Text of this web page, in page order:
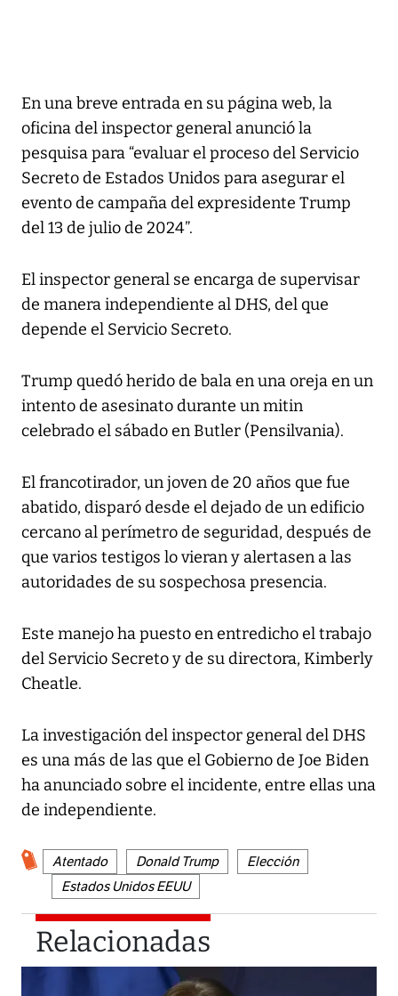
En una breve entrada en su página web, la
oficina del inspector general anunció la
pesquisa para “evaluar el proceso del Servicio
Secreto de Estados Unidos para asegurar el
evento de campaña del expresidente Trump
del 13 de julio de 2024”.
El inspector general se encarga de supervisar
de manera independiente al DHS, del que
depende el Servicio Secreto.
Trump quedó herido de bala en una oreja en un
intento de asesinato durante un mitin
celebrado el sábado en Butler (Pensilvania).
El francotirador, un joven de 20 años que fue
abatido, disparó desde el dejado de un edificio
cercano al perímetro de seguridad, después de
que varios testigos lo vieran y alertasen a las
autoridades de su sospechosa presencia.
Este manejo ha puesto en entredicho el trabajo
del Servicio Secreto y de su directora, Kimberly
Cheatle.
La investigación del inspector general del DHS
es una más de las que el Gobierno de Joe Biden
ha anunciado sobre el incidente, entre ellas una
de independiente.
Atentado Donald Trump
Elección
Estados Unidos EEUU
Relacionadas